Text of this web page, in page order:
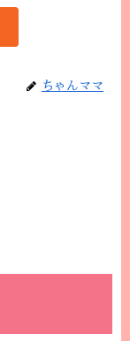
ちゃんママ